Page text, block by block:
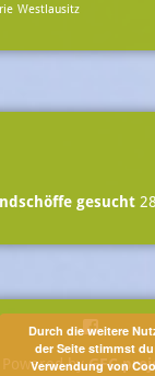
Westlausitz
gesucht
Powered byGFC
Durch die weitere
der Seite stimmst
Verwendung von